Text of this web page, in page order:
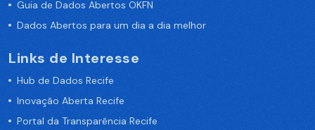
Guia de Dados Abertos OKFN
Dados Abertos para um dia a dia melhor
Links de Interesse
Hub de Dados Recife
Inovação Aberta Recife
Portal da Transparência Recife